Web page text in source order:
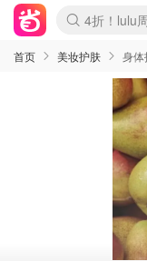
Boticinal
4折！lulu
还没结束
Joybuy变
速领！
疑似霸哥
Zalando
Moncler反
Coach
首页 美妆护肤 身体